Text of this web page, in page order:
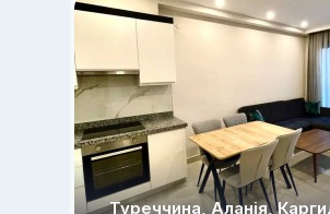
Туреччина, Аланія,